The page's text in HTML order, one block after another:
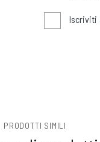
Iscriviti
PRODOTTI SIMILI